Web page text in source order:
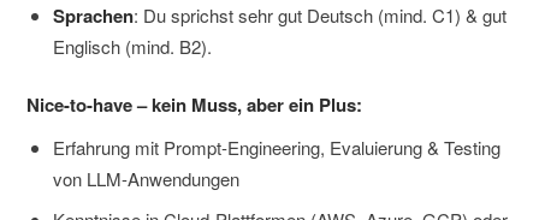
Sprachen: Du sprichst sehr gut Deutsch (mind. C1) & gut
Englisch (mind. B2).
Nice-to-have – kein Muss, aber ein Plus:
Erfahrung mit Prompt-Engineering, Evaluierung & Testing
von LLM-Anwendungen